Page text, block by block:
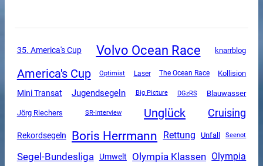
35. America's Cup Volvo Ocean Race knarrblog
America's Cup Optimist Laser The Ocean Race Kollision
Mini Transat Jugendsegeln Big Picture DGzRS Blauwasser
Jörg Riechers SR-Interview Unglück Cruising
Rekordsegeln Boris Herrmann Rettung Unfall Seenot
Segel-Bundesliga Umwelt Olympia Klassen Olympia